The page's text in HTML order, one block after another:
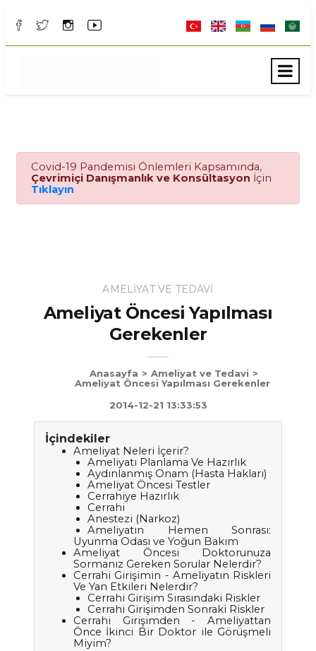
Covid-19 Pandemisi Önlemleri Kapsamında,
Çevrimiçi Danışmanlık ve Konsültasyon İçin
Tıklayın
AMELIYAT VE TEDAVI
Ameliyat Öncesi Yapılması
Gerekenler
Anasayfa > Ameliyat ve Tedavi >
Ameliyat Öncesi Yapılması Gerekenler
2014-12-21 13:33:53
İçindekiler
Ameliyat Neleri İçerir?
Ameliyatı Planlama Ve Hazırlık
Aydınlanmış Onam (Hasta Hakları)
Ameliyat Öncesi Testler
Cerrahiye Hazırlık
Cerrahi
Anestezi (Narkoz)
Ameliyatın Hemen Sonrası:
Uyunma Odası ve Yoğun Bakım
Ameliyat Öncesi Doktorunuza
Sormanız Gereken Sorular Nelerdir?
Cerrahi Girişimin - Ameliyatın Riskleri
Ve Yan Etkileri Nelerdir?
Cerrahi Girişim Sırasındaki Riskler
Cerrahi Girişimden Sonraki Riskler
Cerrahi Girişimden - Ameliyattan
Önce İkinci Bir Doktor ile Görüşmeli
Miyim?